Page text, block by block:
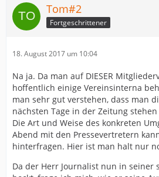
Tom#2
Fortgeschrittener
18. August 2017 um 10:04
Na ja. Da man auf DIESER
hoffentlich einige Vereinsinterna
man sehr gut verstehen, dass man
nächsten Tage in der Zeitung
Die Art und Weise des konkreten
Abend mit den Pressevertretern
hinterfragen. Hier ist man halt nur
Da der Herr Journalist nun in seiner